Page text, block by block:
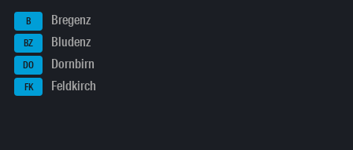
B Bregenz
BZ Bludenz
DO Dornbirn
FK Feldkirch